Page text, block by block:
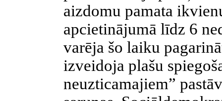
aizdomu pamata
apcietinājumā līdz 6
varēja šo laiku
izveidoja plašu
neuzticamajiem”